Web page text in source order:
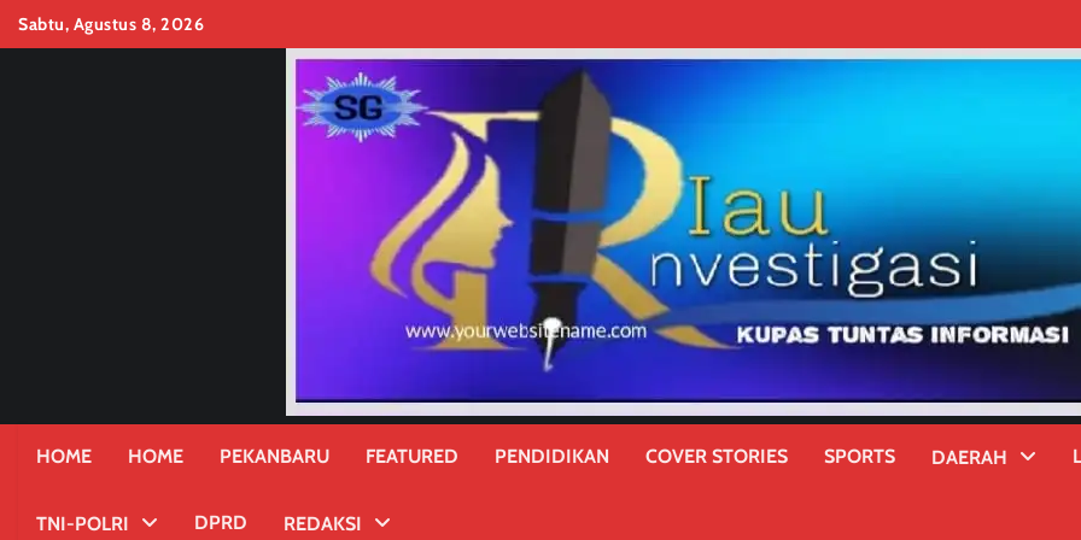
SkipSabtu, Agustus 8, 2026
HOME HOME PEKANBARU FEATURED PENDIDIKAN COVER STORIES SPORTS DAERAH
TNI-POLRI DPRD REDAKSI